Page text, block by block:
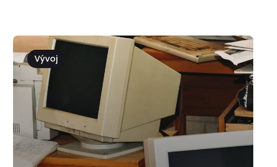
Vývoj